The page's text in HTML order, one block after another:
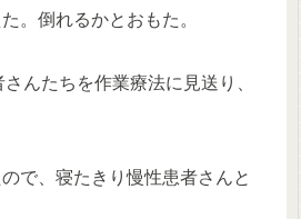
。倒れるかとおもた。
んたちを作業療法に見送り、
で、寝たきり慢性患者さんと